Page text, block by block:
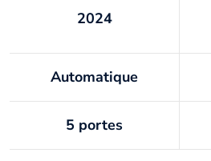
2024
Automatique
5 portes